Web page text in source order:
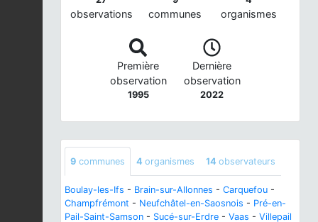
observations communes organismes
Première
observation
1995
Dernière
observation
2022
9 communes 4 organismes 14 observateurs
Boulay-les-Ifs - Brain-sur-Allonnes - Carquefou -
Champfrémont - Neufchâtel-en-Saosnois - Pré-en-
Pail-Saint-Samson - Sucé-sur-Erdre - Vaas - Villepail